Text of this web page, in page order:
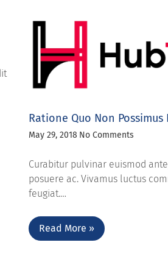
Ratione Quo Non Possimus
May 29, 2018 No Comments
Curabitur pulvinar euismod
posuere ac. Vivamus luctus
feugiat.…
Read More »